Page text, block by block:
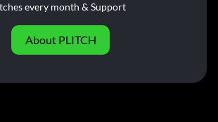
every month & Support
About PLITCH